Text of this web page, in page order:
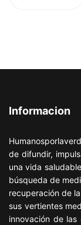
Informacion
de difundir,
una vida
búsqueda de
recuperación de
sus vertientes
innovación de